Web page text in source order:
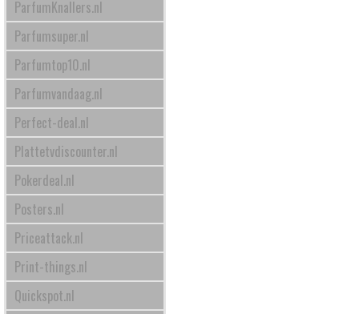
ParfumKnallers.nl
Parfumsuper.nl
Parfumtop10.nl
Parfumvandaag.nl
Perfect-deal.nl
Plattetvdiscounter.nl
Pokerdeal.nl
Posters.nl
Priceattack.nl
Print-things.nl
Quickspot.nl